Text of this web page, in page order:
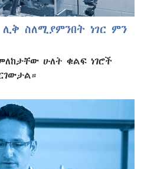
ስለሚያምንበት ነገር ምን
ሁለት ቁልፍ ነገሮች